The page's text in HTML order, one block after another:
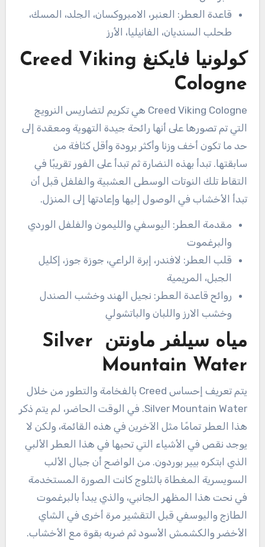
قاعدة العطر: العنبر، الامبروكسان، الجلد، المسك،
طحلب السنديان، الفانيليا، الأرز
كولونيا فايكنغ Creed Viking
Cologne
Creed Viking Cologne هي تكريم لتضاريس النرويج
التي تم تصورها على أنها رائحة جيدة التهوية ومعقدة إلى
حد ما تكون أخف وزنا وأكثر برودة وأقل كثافة من
سابقتها. تبدأ بهذه النضارة ثم تبدأ على الفور تقريبًا في
التقاط تلك النوتات الوسطى العشبية والفلفل قبل أن
تبدأ الأخشاب في الوصول إليها وإعادتها إلى المنزل.
مقدمة العطر: اليوسفي والليمون والفلفل الوردي
والبرغموت
قلب العطر: لافندر، إبرة الراعي، جوزة جوز، إكليل
الجبل، المريمية
روائح قاعدة العطر: نجيل الهند وخشب الصندل
وخشب الارز واللبان والباتشولي
مياه سيلفر ماونتن Silver
Mountain Water
يتم تعريف إحساس Creed بالفخامة والتطور من خلال
Silver Mountain Water. في الوقت الحاضر، لم يتم ذكر
هذا العطر تمامًا مثل الآخرين في هذه القائمة، ولكن لا
يوجد نقص في الأشياء التي تحبها في هذا العطر الألبي
الذي ابتكره بيير بوردون. من الواضح أن جبال الألب
السويسرية المغطاة بالثلوج كانت الصورة المستخدمة
في نحت هذا المظهر الجانبي، والذي يبدأ بالبرغموت
الطازج واليوسفي قبل التقشير مرة أخرى في الشاي
الأخضر والكشمش الأسود ثم ضربه بقوة مع الأخشاب.